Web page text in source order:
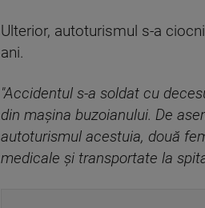
Ulterior, autoturismul s-a
ani.
"Accidentul s-a soldat cu
din maşina buzoianului. De
autoturismul acestuia, două
medicale şi transportate la